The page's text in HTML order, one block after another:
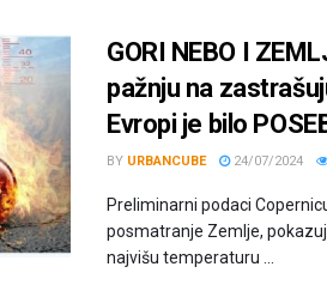
GORI NEBO I
pažnju na
Evropi je bilo
BY URBANCUBE 24/07/2024
Preliminarni podaci
posmatranje Zemlje,
najvišu temperaturu ...